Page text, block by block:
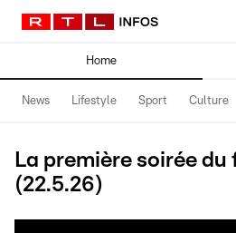
Home
News Lifestyle Sport Culture
La première soirée du
(22.5.26)